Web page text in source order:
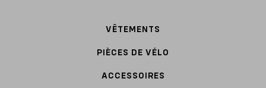
VÊTEMENTS
PIÈCES DE VÉLO
ACCESSOIRES